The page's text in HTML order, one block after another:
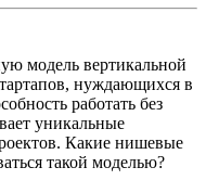
модель вертикальной
нуждающихся в
работать без
уникальные
Какие нишевые
такой моделью?